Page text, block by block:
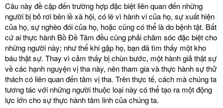
Câu này đề cập đến trường hợp đặc biệt liên quan đến những
người bị bỏ rơi bên lề xã hội, có lẽ vì hành vi của họ, sự xuất hiện
của họ, sự nghèo đói của họ, hoặc cũng có thể là do bệnh tật. Bất
cứ ai thực hành Bồ Đề Tâm đều cũng phải chăm sóc đặc biệt cho
những người này; như thể khi gặp họ, bạn đã tìm thấy một kho
báu thật sự. Thay vì cảm thấy bị chùn bước, một hành giả thật sự
về các hạnh nguyện vị tha này, nên tham gia và thực hành sự thử
thách có liên quan đến tâm vị tha. Trên thực tế, cách mà chúng ta
tương tác với những người thuộc loại này có thể tạo ra một động
lực lớn cho sự thực hành tâm linh của chúng ta.